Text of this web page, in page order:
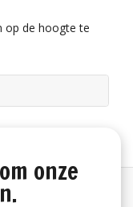
op de hoogte te
onze